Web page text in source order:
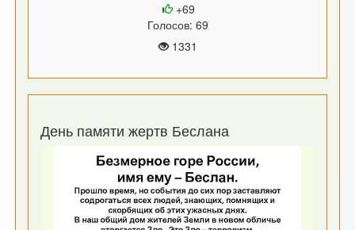
+69
Голосов: 69
1331
День памяти жертв Беслана